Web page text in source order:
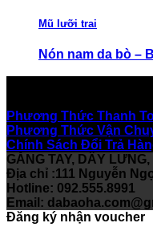
Mũ lưỡi trai
Nón nam da bò –
Phương Thức Thanh
Phương Thức Vận
Chính Sách Đổi Trả
GĂNG TAY, DÂY
Địa chỉ :111 Nguyễn
Hotline: 092.555.8991
Email:
Đăng ký nhận voucher